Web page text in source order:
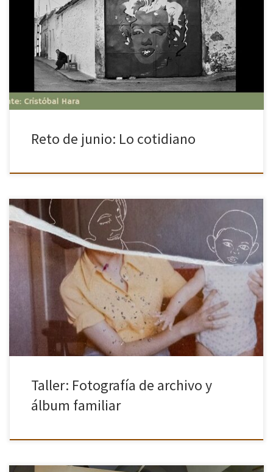
Comienza un nuevo mes y te traemos un nuevo reto para que te
animes a participar. En este caso el tema propuesto es: Lo
cotidiano. Como diría Martin Parr «Mi […]
Reto de junio: Lo cotidiano
Aun quedan algunas plazas, no dudes en ponerte en contacto con
nosotros si te interesa. La fotógrafa y amiga, Rocío Bueno, nos
ofrece un interesante taller de fotografía sin cámara […]
Taller: Fotografía de archivo y
álbum familiar